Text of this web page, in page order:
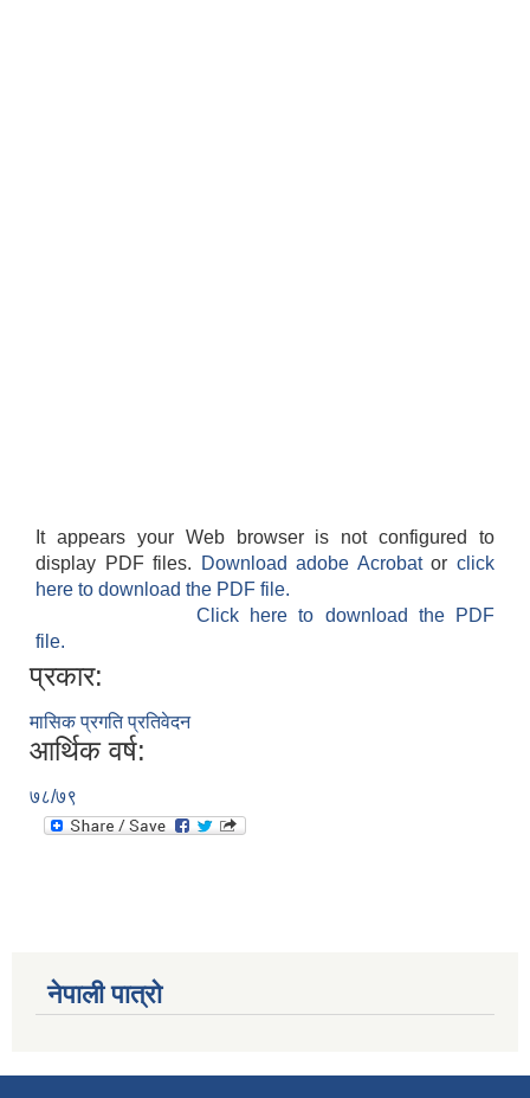
It appears your Web browser is not configured to
display PDF files.
Download adobe Acrobatorclick
here to download the PDF file.
Click here to download the PDF
file.
प्रकार:
मासिक प्रगति प्रतिवेदन
आर्थिक वर्ष:
७८/७९
नेपाली पात्रो